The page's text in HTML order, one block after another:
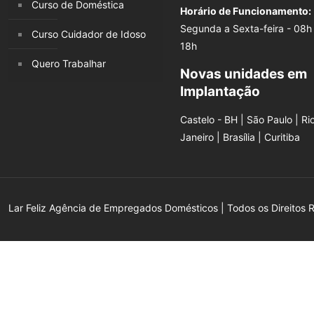
Curso de Doméstica
Curso Cuidador de Idoso
Quero Trabalhar
Horário de Funcionamento:
Segunda a Sexta-feira - 08h
18h
Novas unidades em
Implantação
Castelo - BH | São Paulo |
Janeiro | Brasília | Curitiba
Lar Feliz Agência de Empregados Domésticos | Todos os Direitos